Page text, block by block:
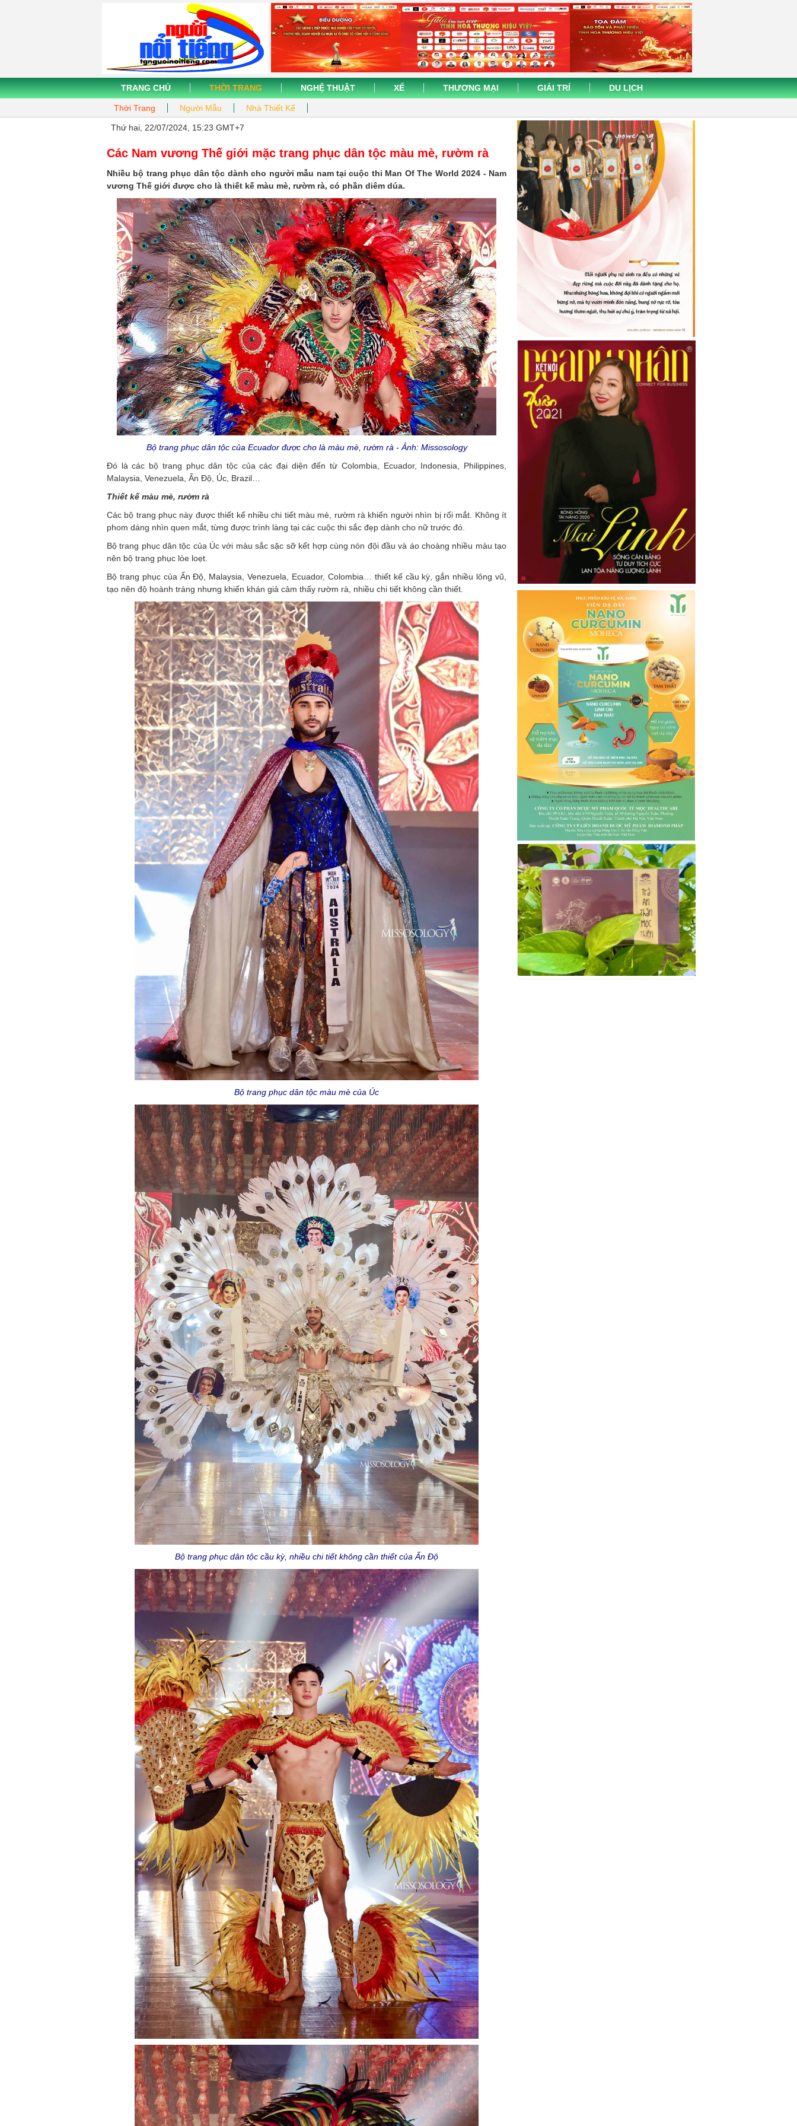
TRANG CHỦ THỜI TRANG
Thời Trang Người Mẫu Nhà Thiết Kế
NGHỆ THUẬT XẾ THƯƠNG MẠI GIẢI TRÍ DU LỊCH
Thứ hai, 22/07/2024, 15:23 GMT+7
Các Nam vương Thế giới mặc trang phục dân tộc màu mè, rườm rà
Nhiều bộ trang phục dân tộc dành cho người mẫu nam tại cuộc thi Man Of The World 2024 - Nam
vương Thế giới được cho là thiết kế màu mè, rườm rà, có phần diêm dúa.
Bộ trang phục dân tộc của Ecuador được cho là màu mè, rườm rà - Ảnh: Missosology
Đó là các bộ trang phục dân tộc của các đại diện đến từ Colombia, Ecuador, Indonesia, Philippines,
Malaysia, Venezuela, Ấn Độ, Úc, Brazil…
Thiết kế màu mè, rườm rà
Các bộ trang phục này được thiết kế nhiều chi tiết màu mè, rườm rà khiến người nhìn bị rối mắt. Không ít
phom dáng nhìn quen mắt, từng được trình làng tại các cuộc thi sắc đẹp dành cho nữ trước đó.
Bộ trang phục dân tộc của Úc với màu sắc sặc sỡ kết hợp cùng nón đội đầu và áo choàng nhiều màu tạo
nên bộ trang phục lòe loẹt.
Bộ trang phục của Ấn Độ, Malaysia, Venezuela, Ecuador, Colombia… thiết kế cầu kỳ, gắn nhiều lông vũ,
tạo nên độ hoành tráng nhưng khiến khán giả cảm thấy rườm rà, nhiều chi tiết không cần thiết.
Bộ trang phục dân tộc màu mè của Úc
Bộ trang phục dân tộc cầu kỳ, nhiều chi tiết không cần thiết của Ấn Độ